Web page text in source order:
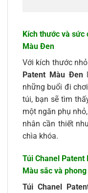
Kích thước và sức
Màu Đen
Với kích thước
Patent Màu Đen
những buổi đi
túi, bạn sẽ tìm
một ngăn phụ
nhân cần thiết
chìa khóa.
Túi Chanel
Màu sắc và
Túi Chanel